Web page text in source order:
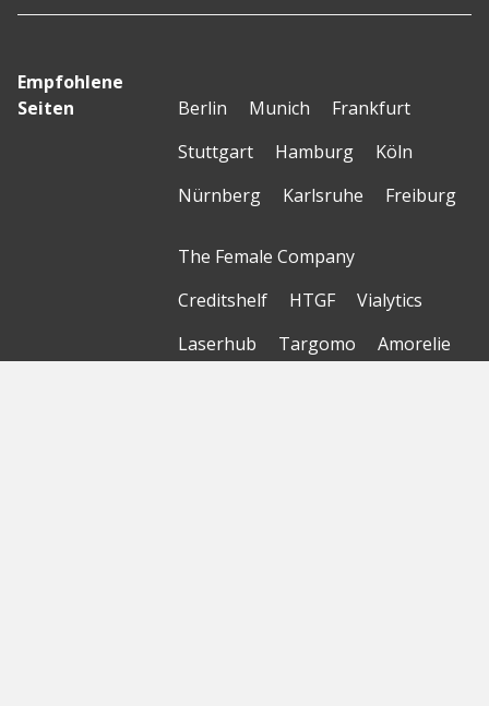
Empfohlene
Seiten
Berlin Munich
Frankfurt
Stuttgart
Hamburg
Köln
Nürnberg
Karlsruhe Freiburg
The Female Company
Creditshelf
HTGF
Vialytics
Laserhub
Targomo
Amorelie